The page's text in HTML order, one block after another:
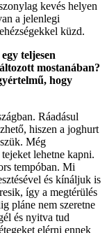
kevés helyen
a jelenlegi
küzd.
teljesen
mostanában?
hogy
Ráadásul
hiszen a joghurt
Még
lehetne kapni.
tempóban. Mi
és kínáljuk is
így a megtérülés
pláne nem szeretne
és nyitva tud
elérni ennek